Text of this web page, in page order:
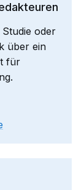
oder
über ein
für